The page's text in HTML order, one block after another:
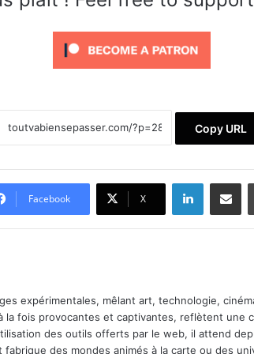
Copy URL
Facebook X
expérimentales, mêlant art, technologie,
fois provocantes et captivantes, reflètent une
des outils offerts par le web, il attend
des mondes animés à la carte ou des